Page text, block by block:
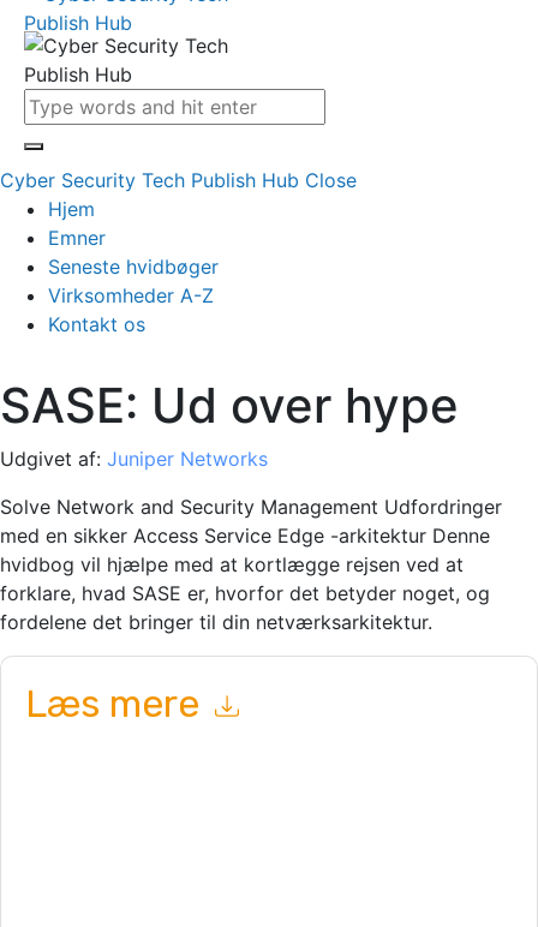
Cyber Security Tech Publish Hub Close
Hjem
Emner
Seneste hvidbøger
Virksomheder A-Z
Kontakt os
SASE: Ud over hype
Udgivet af: Juniper Networks
Solve Network and Security Management Udfordringer
med en sikker Access Service Edge -arkitektur Denne
hvidbog vil hjælpe med at kortlægge rejsen ved at
forklare, hvad SASE er, hvorfor det betyder noget, og
fordelene det bringer til din netværksarkitektur.
Læs mere